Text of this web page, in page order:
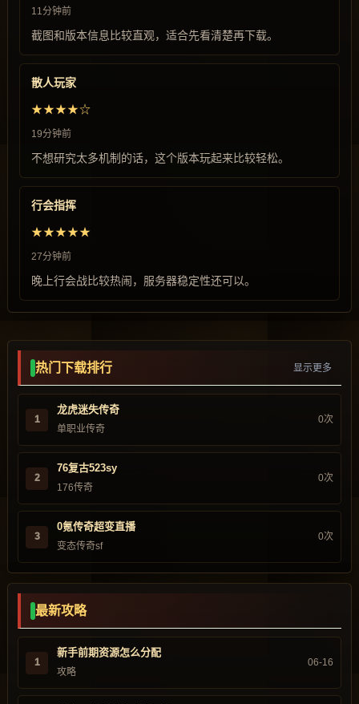
11分钟前
截图和版本信息比较直观，适合先看清楚再下载。
散人玩家
★★★★☆
19分钟前
不想研究太多机制的话，这个版本玩起来比较轻松。
行会指挥
★★★★★
27分钟前
晚上行会战比较热闹，服务器稳定性还可以。
热门下载排行 显示更多
1
龙虎迷失传奇
单职业传奇
0次
2
76复古523sy
176传奇
0次
3
0氪传奇超变直播
变态传奇sf
0次
最新攻略
1
新手前期资源怎么分配
攻略
06-16